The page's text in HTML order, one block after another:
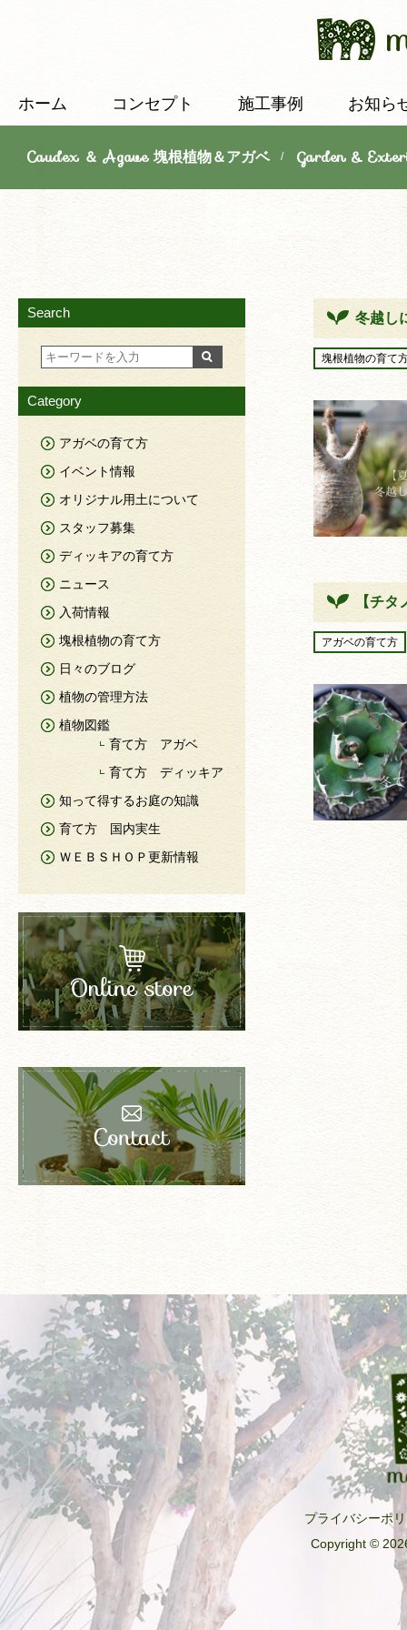
ホーム コンセプト 施工事例 お知ら
Caudex ＆ Agave 塊根植物＆アガベ/Garden &
冬越し
塊根植物の育て
【チ
アガベの育て方
Search
Category
アガベの育て方
イベント情報
オリジナル用土について
スタッフ募集
ディッキアの育て方
ニュース
入荷情報
塊根植物の育て方
日々のブログ
植物の管理方法
植物図鑑
育て方 アガベ
育て方 ディッキア
知って得するお庭の知識
育て方 国内実生
ＷＥＢＳＨＯＰ更新情報
プライバシーポ
Copyright ©